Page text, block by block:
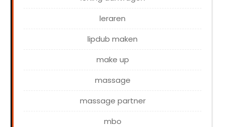
leraren
lipdub maken
make up
massage
massage partner
mbo